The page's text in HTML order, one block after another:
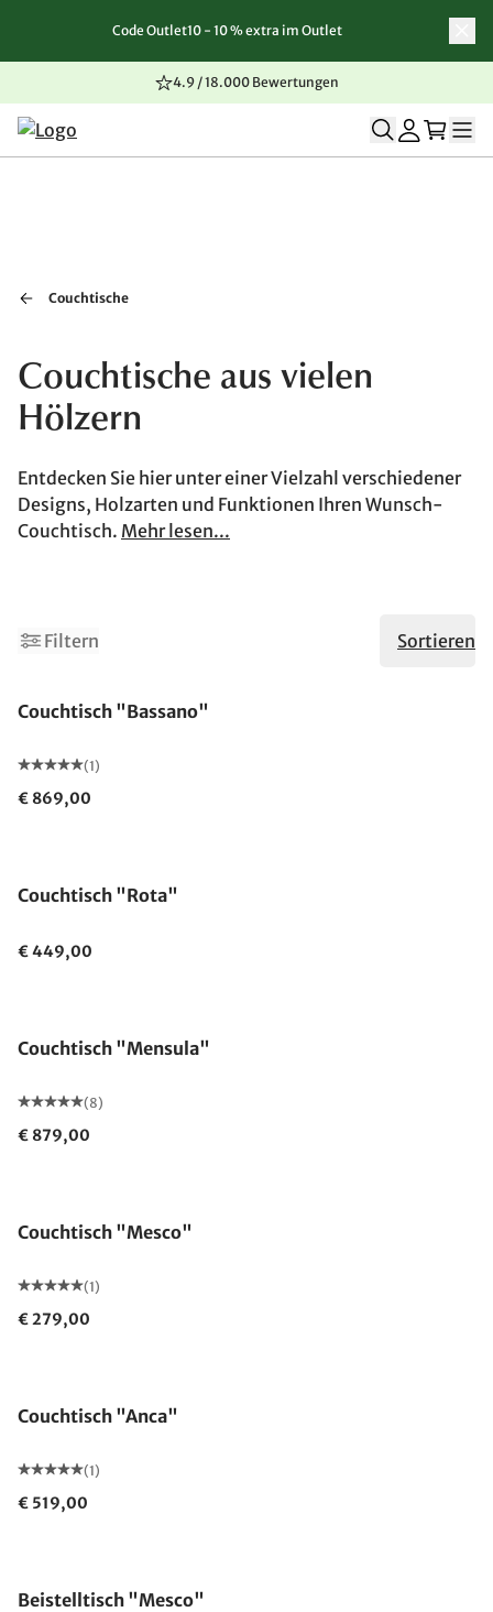
Zum Inhalt springen
Zur Navigation springen
Zum Seitenende springen
Code Outlet10 - 10 % extra im Outlet
4.9 / 18.000 Bewertungen
Couchtische
Couchtische aus vielen
Hölzern
Entdecken Sie hier unter einer Vielzahl verschiedener
Designs, Holzarten und Funktionen Ihren Wunsch-
Couchtisch. Mehr lesen...
Filtern Sortieren
Couchtisch "Bassano"
(1)
€ 869,00
Couchtisch "Rota"
€ 449,00
Couchtisch "Mensula"
(8)
€ 879,00
Couchtisch "Mesco"
(1)
€ 279,00
Couchtisch "Anca"
(1)
€ 519,00
Beistelltisch "Mesco"